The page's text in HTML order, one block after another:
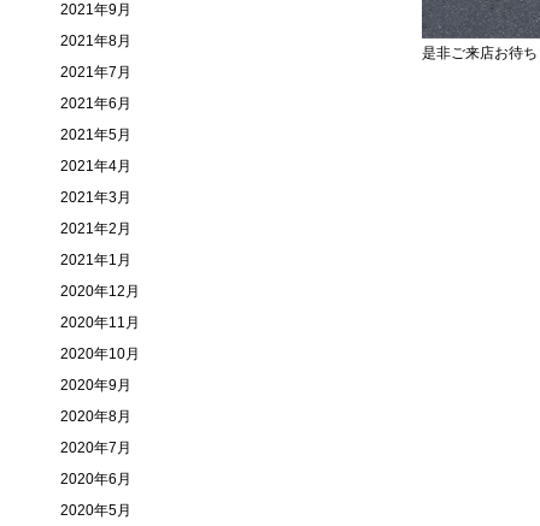
是非ご来店お待
2021年9月
2021年8月
2021年7月
2021年6月
2021年5月
2021年4月
2021年3月
2021年2月
2021年1月
2020年12月
2020年11月
2020年10月
2020年9月
2020年8月
2020年7月
2020年6月
2020年5月